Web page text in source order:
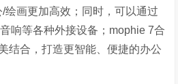
/绘画更加高效；同时，可以通过
响等各种外接设备； mophie 7合
结合，打造更智能、便捷的办公